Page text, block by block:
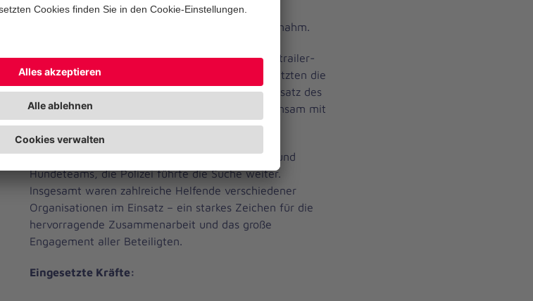
jedoch nicht mehr zum Einsatz kam, da ein
Polizeihubschrauber die Suche aus der Luft übernahm.
Auch am Boden wurde alles gegeben: Zwei Mantrailer-
Hunde der Malteser Schwäbisch Gmünd unterstützten die
Suche mit ihren feinen Spürnasen. Nach dem Einsatz des
Hubschraubers wurde die Suche innerorts gemeinsam mit
den Hunden und den Drohnen fortgesetzt.
Um 06:10 Uhr endete der Einsatz der Drohnen- und
Hundeteams, die Polizei führte die Suche weiter.
Insgesamt waren zahlreiche Helfende verschiedener
Organisationen im Einsatz – ein starkes Zeichen für die
hervorragende Zusammenarbeit und das große
Engagement aller Beteiligten.
Eingesetzte Kräfte: